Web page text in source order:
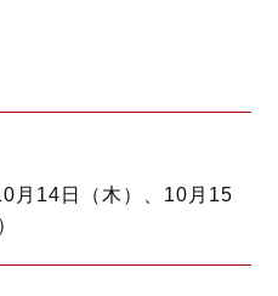
月14日（木）、10月15